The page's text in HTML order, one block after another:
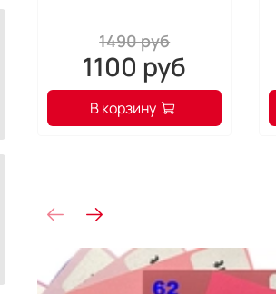
1490 руб
1100 руб
В корзину